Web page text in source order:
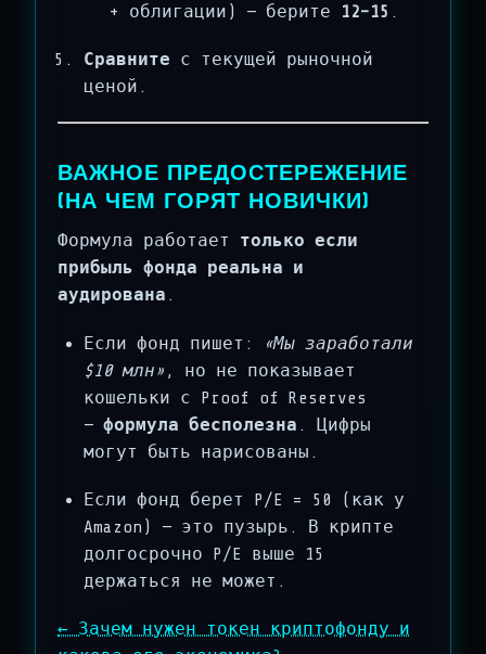
+ облигации) — берите
12–15 .
Сравните с текущей рыночной
ценой.
ВАЖНОЕ ПРЕДОСТЕРЕЖЕНИЕ
(НА ЧЕМ ГОРЯТ НОВИЧКИ)
Формула работает только если
прибыль фонда реальна и
аудирована .
Если фонд пишет:
«Мы заработали
$10 млн» , но не показывает
кошельки с Proof of Reserves
— формула бесполезна . Цифры
могут быть нарисованы.
Если фонд берет P/E = 50 (как у
Amazon) — это пузырь. В крипте
долгосрочно P/E выше 15
держаться не может.
← Зачем нужен токен криптофонду и